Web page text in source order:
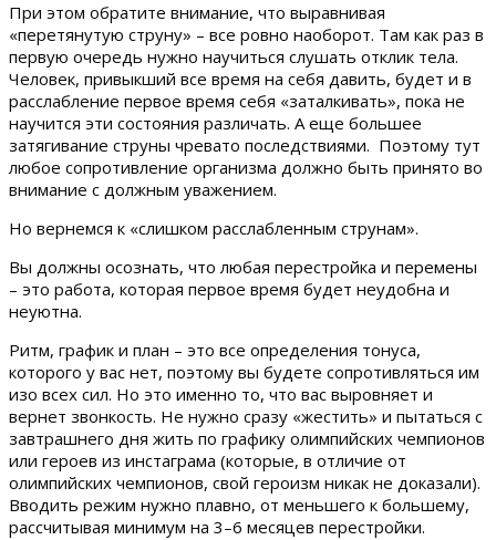
При этом обратите внимание, что выравнивая
«перетянутую струну» – все ровно наоборот. Там как раз в
первую очередь нужно научиться слушать отклик тела.
Человек, привыкший все время на себя давить, будет и в
расслабление первое время себя «заталкивать», пока не
научится эти состояния различать. А еще большее
затягивание струны чревато последствиями. Поэтому тут
любое сопротивление организма должно быть принято во
внимание с должным уважением.
Но вернемся к «слишком расслабленным струнам».
Вы должны осознать, что любая перестройка и перемены
– это работа, которая первое время будет неудобна и
неуютна.
Ритм, график и план – это все определения тонуса,
которого у вас нет, поэтому вы будете сопротивляться им
изо всех сил. Но это именно то, что вас выровняет и
вернет звонкость. Не нужно сразу «жестить» и пытаться с
завтрашнего дня жить по графику олимпийских чемпионов
или героев из инстаграма (которые, в отличие от
олимпийских чемпионов, свой героизм никак не доказали).
Вводить режим нужно плавно, от меньшего к большему,
рассчитывая минимум на 3–6 месяцев перестройки.